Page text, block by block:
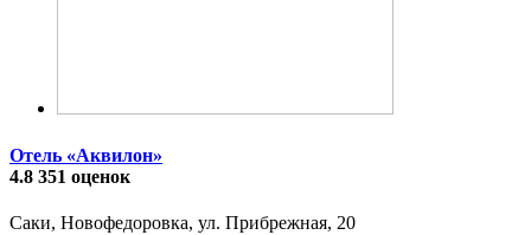
Отель «Аквилон»
4.8 351 оценок
Саки, Новофедоровка, ул. Прибрежная, 20